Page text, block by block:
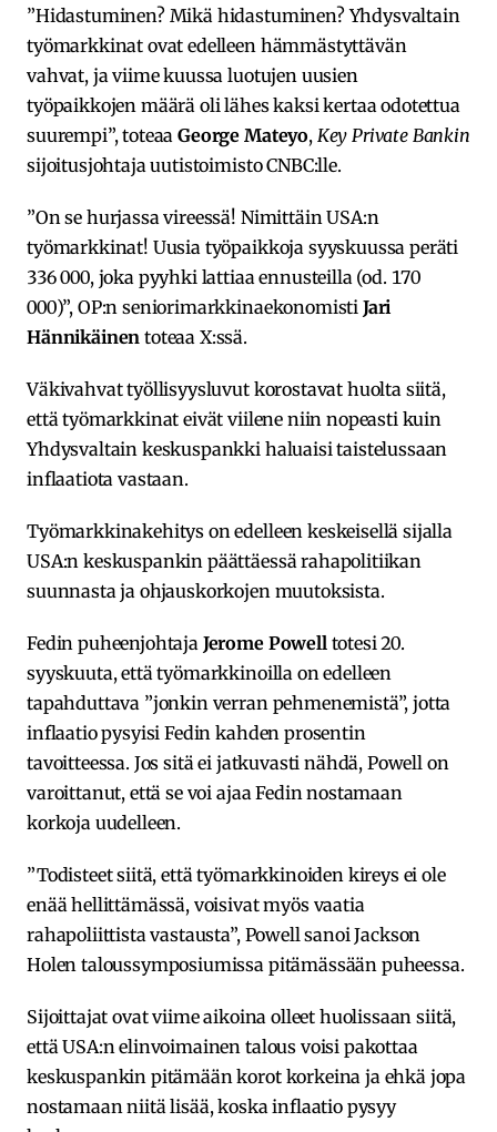
”Hidastuminen? Mikä hidastuminen? Yhdysvaltain
työmarkkinat ovat edelleen hämmästyttävän
vahvat, ja viime kuussa luotujen uusien
työpaikkojen määrä oli lähes kaksi kertaa odotettua
suurempi”, toteaaGeorge Mateyo, Key Private Bankin
sijoitusjohtaja uutistoimisto CNBC:lle.
”On se hurjassa vireessä! Nimittäin USA:n
työmarkkinat! Uusia työpaikkoja syyskuussa peräti
336 000, joka pyyhki lattiaa ennusteilla (od. 170
000)”, OP:n seniorimarkkinaekonomisti Jari
Hännikäinen toteaa X:ssä.
Väkivahvat työllisyysluvut korostavat huolta siitä,
että työmarkkinat eivät viilene niin nopeasti kuin
Yhdysvaltain keskuspankki haluaisi taistelussaan
inflaatiota vastaan.
Työmarkkinakehitys on edelleen keskeisellä sijalla
USA:n keskuspankin päättäessä rahapolitiikan
suunnasta ja ohjauskorkojen muutoksista.
Fedin puheenjohtaja Jerome Powelltotesi 20.
syyskuuta, että työmarkkinoilla on edelleen
tapahduttava ”jonkin verran pehmenemistä”, jotta
inflaatio pysyisi Fedin kahden prosentin
tavoitteessa. Jos sitä ei jatkuvasti nähdä, Powell on
varoittanut, että se voi ajaa Fedin nostamaan
korkoja uudelleen.
”Todisteet siitä, että työmarkkinoiden kireys ei ole
enää hellittämässä, voisivat myös vaatia
rahapoliittista vastausta”, Powell sanoi Jackson
Holen taloussymposiumissa pitämässään puheessa.
Sijoittajat ovat viime aikoina olleet huolissaan siitä,
että USA:n elinvoimainen talous voisi pakottaa
keskuspankin pitämään korot korkeina ja ehkä jopa
nostamaan niitä lisää, koska inflaatio pysyy